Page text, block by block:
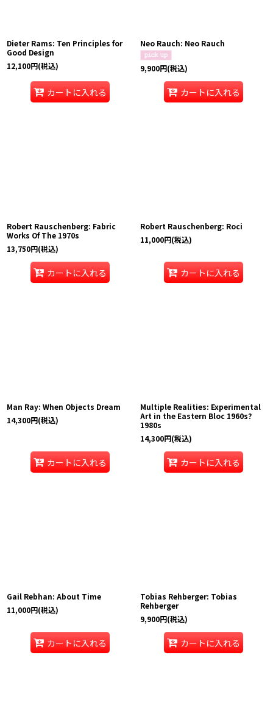
Dieter Rams: Ten Principles for
Good Design
12,100円(税込)
カートに入れる
Neo Rauch: Neo Rauch
9,900円(税込)
カートに入れる
Robert Rauschenberg: Fabric
Works Of The 1970s
13,750円(税込)
カートに入れる
Robert Rauschenberg: Roci
11,000円(税込)
カートに入れる
Man Ray: When Objects Dream
14,300円(税込)
カートに入れる
Multiple Realities: Experimental
Art in the Eastern Bloc 1960s?
1980s
14,300円(税込)
カートに入れる
Gail Rebhan: About Time
11,000円(税込)
カートに入れる
Tobias Rehberger: Tobias
Rehberger
9,900円(税込)
カートに入れる